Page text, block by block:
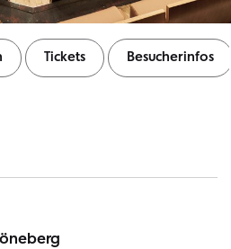
Tickets Besucherinfos